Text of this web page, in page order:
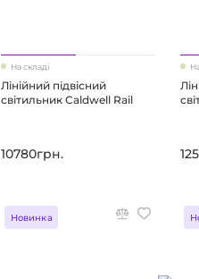
На складі
Лінійний підвісний
світильник Caldwell Rail
10780грн.
Новинка